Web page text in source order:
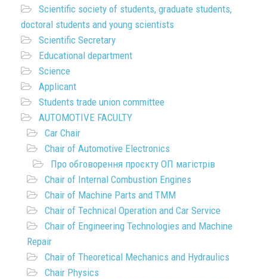
Scientific society of students, graduate students,
doctoral students and young scientists
Scientific Secretary
Educational department
Science
Applicant
Students trade union committee
AUTOMOTIVE FACULTY
Car Chair
Chair of Automotive Electronics
Про обговорення проєкту ОП магістрів
Chair of Internal Combustion Engines
Chair of Machine Parts and TMM
Chair of Technical Operation and Car Service
Chair of Engineering Technologies and Machine
Repair
Chair of Theoretical Mechanics and Hydraulics
Chair Physics